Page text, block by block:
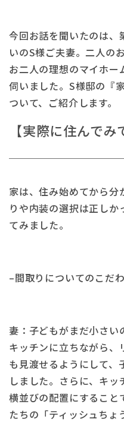
今回お話を聞いたのは、
いのS様ご夫妻。二人の
お二人の理想のマイホー
伺いました。S様邸の『
ついて、ご紹介します。
【実際に住んでみ
家は、住み始めてから分
りや内装の選択は正し
てみました。
–間取りについてのこだ
妻：子どもがまだ小さい
キッチンに立ちながら、
も見渡せるようにして、
しました。さらに、キ
横並びの配置にすること
たちの「ティッシュちょ